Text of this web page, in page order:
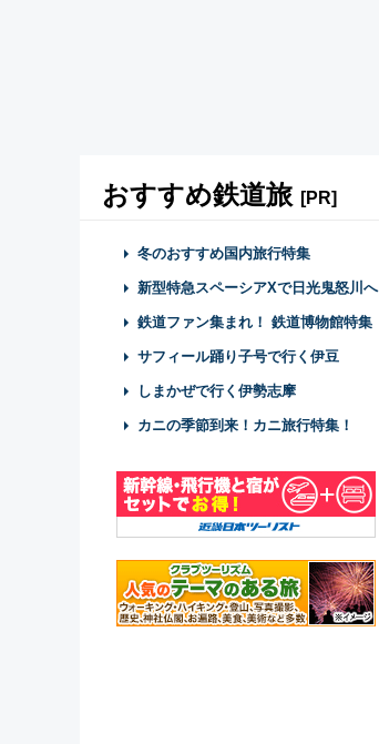
おすすめ鉄道旅 [PR]
冬のおすすめ国内旅行特集
新型特急スペーシアXで日光鬼怒川へ
鉄道ファン集まれ！ 鉄道博物館特集
サフィール踊り子号で行く伊豆
しまかぜで行く伊勢志摩
カニの季節到来！カニ旅行特集！